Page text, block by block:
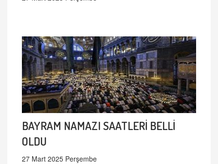
BAYRAM NAMAZI SAATLERİ BELLİ
OLDU
27 Mart 2025 Perşembe